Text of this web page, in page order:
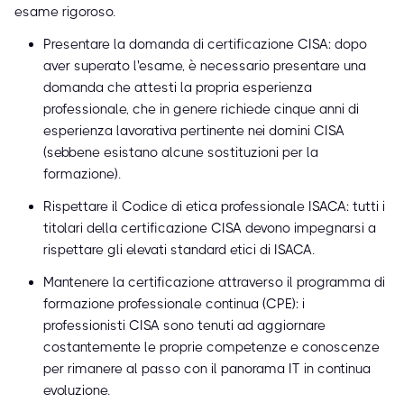
esame rigoroso.
Presentare la domanda di certificazione CISA: dopo
aver superato l'esame, è necessario presentare una
domanda che attesti la propria esperienza
professionale, che in genere richiede cinque anni di
esperienza lavorativa pertinente nei domini CISA
(sebbene esistano alcune sostituzioni per la
formazione).
Rispettare il Codice di etica professionale ISACA: tutti i
titolari della certificazione CISA devono impegnarsi a
rispettare gli elevati standard etici di ISACA.
Mantenere la certificazione attraverso il programma di
formazione professionale continua (CPE): i
professionisti CISA sono tenuti ad aggiornare
costantemente le proprie competenze e conoscenze
per rimanere al passo con il panorama IT in continua
evoluzione.